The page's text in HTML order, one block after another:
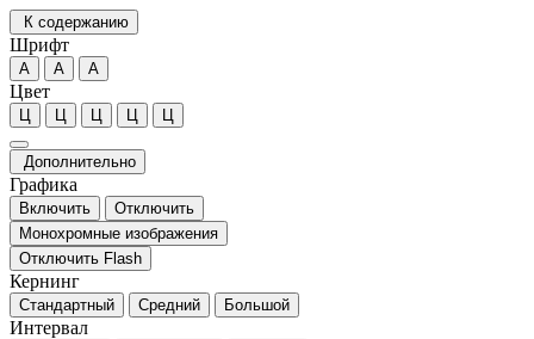
К содержанию
Шрифт
А А А
Цвет
Ц Ц Ц Ц Ц
Дополнительно
Графика
Включить
Отключить
Монохромные изображения
Отключить Flash
Кернинг
Стандартный Средний Большой
Интервал